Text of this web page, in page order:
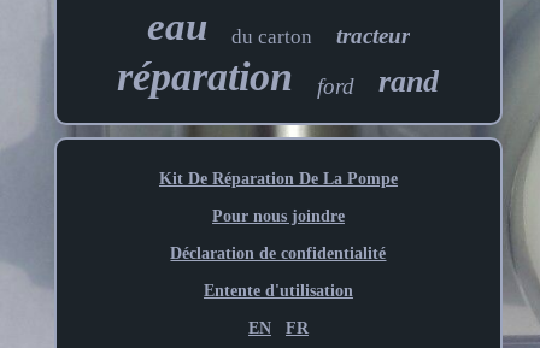
eau du carton tracteur
réparation ford rand
Kit De Réparation De La Pompe
Pour nous joindre
Déclaration de confidentialité
Entente d'utilisation
EN FR